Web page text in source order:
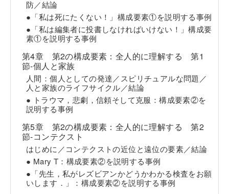
防／結論
●「私は死にたくない！」構成要素①を説明する事例
●「私は編集者に投書しなければいけない！」構成要
素①を説明する事例
第4章 第2の構成要素：全人的に理解する 第1
節-個人と家族
人間：個人としての発達／スピリチュアルな問題／
人と家族のライフサイクル／結論
● トラウマ，悲劇，信頼そして克服：構成要素②を
説明する事例
第5章 第2の構成要素：全人的に理解する 第2
節-コンテクスト
はじめに／コンテクストの近位と遠位の要素／結論
● Mary T：構成要素②を説明する事例
●「先生，私がレズビアンかどうかわかる検査をお願
いします．」：構成要素②を説明する事例